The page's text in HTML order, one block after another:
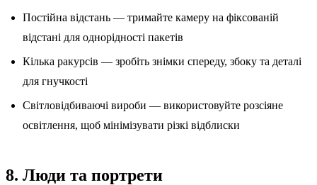
Постійна відстань — тримайте камеру на фіксованій
відстані для однорідності пакетів
Кілька ракурсів — зробіть знімки спереду, збоку та деталі
для гнучкості
Світловідбиваючі вироби — використовуйте розсіяне
освітлення, щоб мінімізувати різкі відблиски
8. Люди та портрети